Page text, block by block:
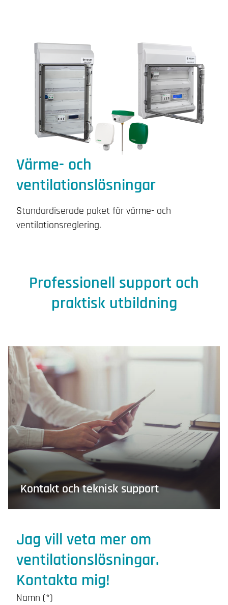
Värme- och
ventilationslösningar
Standardiserade paket för värme- och
ventilationsreglering.
Professionell support och
praktisk utbildning
Kontakt och teknisk support
Jag vill veta mer om
ventilationslösningar.
Kontakta mig!
Namn